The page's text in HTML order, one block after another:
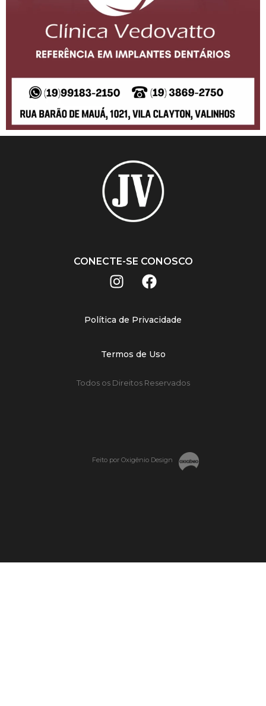
CONECTE-SE CONOSCO
Política de Privacidade
Termos de Uso
Todos os Direitos Reservados
Feito por Oxigênio Design